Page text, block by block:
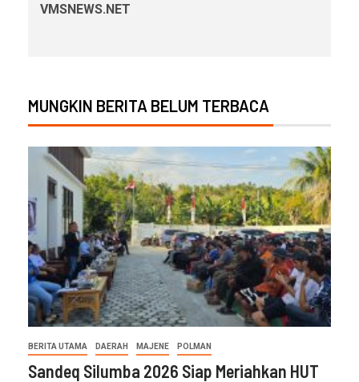
VMSNEWS.NET
MUNGKIN BERITA BELUM TERBACA
BERITA UTAMA DAERAH MAJENE POLMAN
Sandeq Silumba 2026 Siap Meriahkan HUT